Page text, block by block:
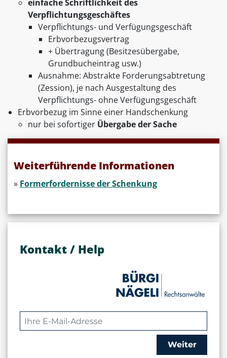
einfache Schriftlichkeit des
Verpflichtungsgeschäftes
Verpflichtungs- und Verfügungsgeschäft
Erbvorbezugsvertrag
+ Übertragung (Besitzesübergabe,
Grundbucheintrag usw.)
Ausnahme: Abstrakte Forderungsabtretung
(Zession), je nach Ausgestaltung des
Verpflichtungs- ohne Verfügungsgeschäft
Erbvorbezug im Sinne einer Handschenkung
nur bei sofortiger Übergabe der Sache
Weiterführende Informationen
» Formerfordernisse der Schenkung
Kontakt / Help
Weiter